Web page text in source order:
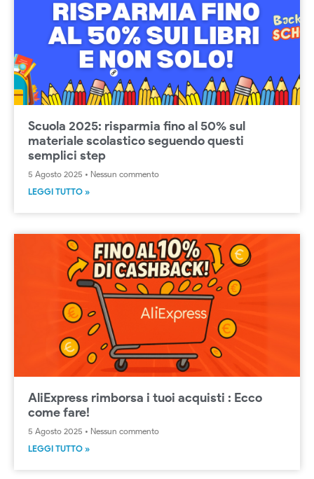
Scuola 2025: risparmia fino al 50% sul
materiale scolastico seguendo questi
semplici step
5 Agosto 2025
Nessun commento
LEGGI TUTTO »
AliExpress rimborsa i tuoi acquisti : Ecco
come fare!
5 Agosto 2025
Nessun commento
LEGGI TUTTO »